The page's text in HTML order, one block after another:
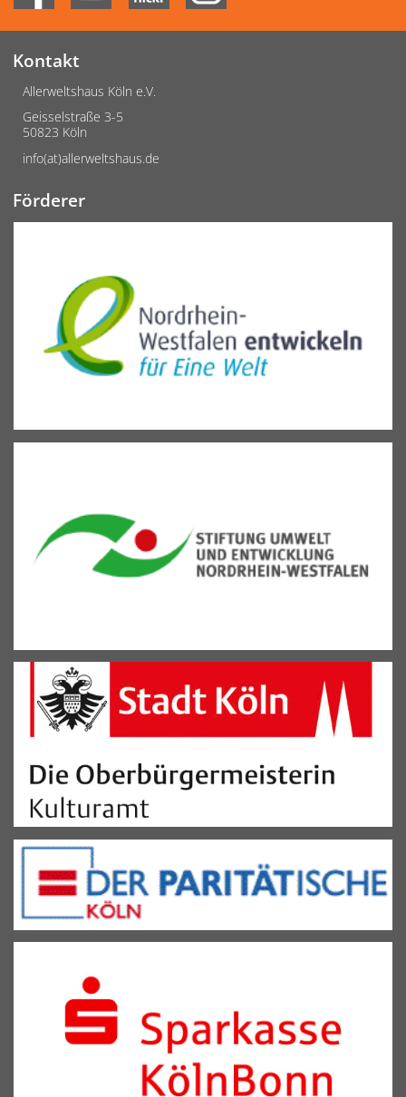
Kontakt
Allerweltshaus Köln e.V.
Geisselstraße 3-5
50823 Köln
info(at)allerweltshaus.de
Förderer